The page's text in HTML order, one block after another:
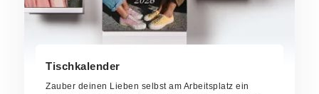
Tischkalender
Zauber deinen Lieben selbst am Arbeitsplatz ein